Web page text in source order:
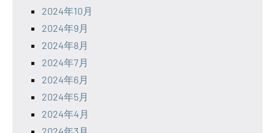
2024年10月
2024年9月
2024年8月
2024年7月
2024年6月
2024年5月
2024年4月